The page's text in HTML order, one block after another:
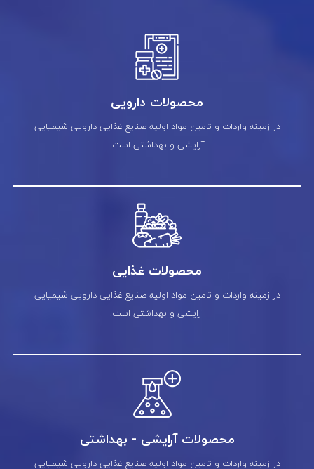
محصولات دارویی
در زمینه واردات و تامین مواد اولیه صنایع غذایی دارویی شیمیایی
آرایشی و بهداشتی است.
محصولات غذایی
در زمینه واردات و تامین مواد اولیه صنایع غذایی دارویی شیمیایی
آرایشی و بهداشتی است.
محصولات آرایشی - بهداشتی
در زمینه واردات و تامین مواد اولیه صنایع غذایی دارویی شیمیایی